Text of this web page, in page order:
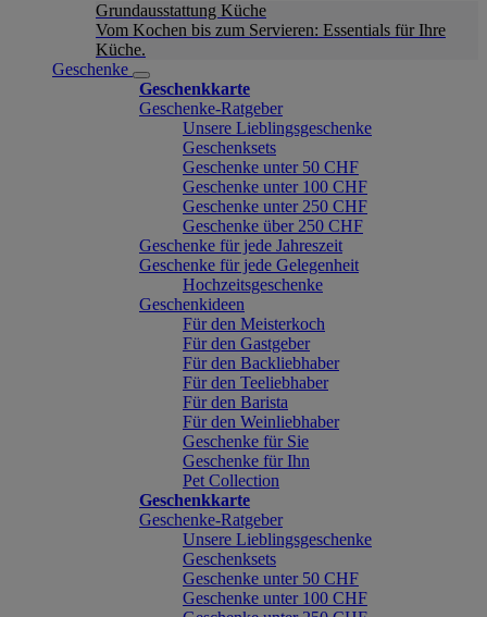
Grundausstattung Küche
Vom Kochen bis zum Servieren: Essentials für Ihre
Küche.
Geschenke
Geschenkkarte
Geschenke-Ratgeber
Unsere Lieblingsgeschenke
Geschenksets
Geschenke unter 50 CHF
Geschenke unter 100 CHF
Geschenke unter 250 CHF
Geschenke über 250 CHF
Geschenke für jede Jahreszeit
Geschenke für jede Gelegenheit
Hochzeitsgeschenke
Geschenkideen
Für den Meisterkoch
Für den Gastgeber
Für den Backliebhaber
Für den Teeliebhaber
Für den Barista
Für den Weinliebhaber
Geschenke für Sie
Geschenke für Ihn
Pet Collection
Geschenkkarte
Geschenke-Ratgeber
Unsere Lieblingsgeschenke
Geschenksets
Geschenke unter 50 CHF
Geschenke unter 100 CHF